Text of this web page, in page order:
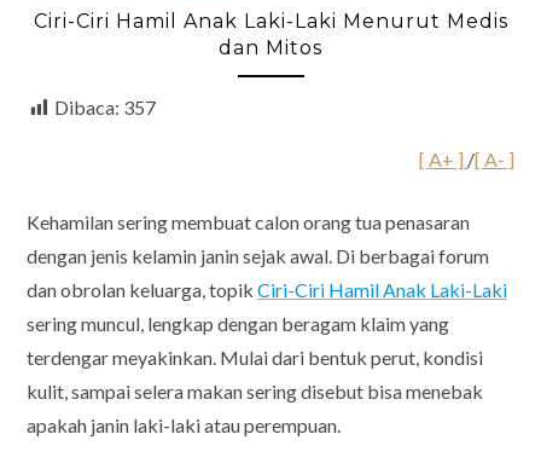
Ciri-Ciri Hamil Anak Laki-Laki Menurut Medis
dan Mitos
Dibaca: 357
[ A+ ] /[ A- ]
Kehamilan sering membuat calon orang tua penasaran
dengan jenis kelamin janin sejak awal. Di berbagai forum
dan obrolan keluarga, topik Ciri-Ciri Hamil Anak Laki-Laki
sering muncul, lengkap dengan beragam klaim yang
terdengar meyakinkan. Mulai dari bentuk perut, kondisi
kulit, sampai selera makan sering disebut bisa menebak
apakah janin laki-laki atau perempuan.